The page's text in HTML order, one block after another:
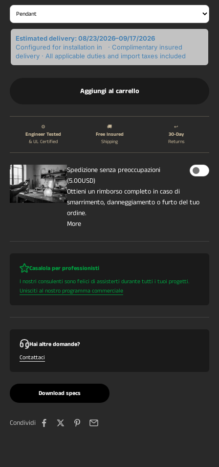
Estimated delivery: 08/23/2026–09/17/2026
Configured for installation in
· Complimentary insured
delivery · All applicable duties and import taxes included
Aggiungi al carrello
⚙️
Engineer Tested
& UL Certified
🚚
Free Insured
Shipping
↩️
30-Day
Returns
Spedizione senza preoccupazioni
(5.00USD)
Ottieni un rimborso completo in caso di
smarrimento, danneggiamento o furto del tuo
ordine.
More
Casalola per professionisti
I nostri consulenti sono felici di assisterti durante tutti i tuoi progetti.
Unisciti al nostro programma commerciale
Hai altre domande?
Contattaci
Download specs
Condividi